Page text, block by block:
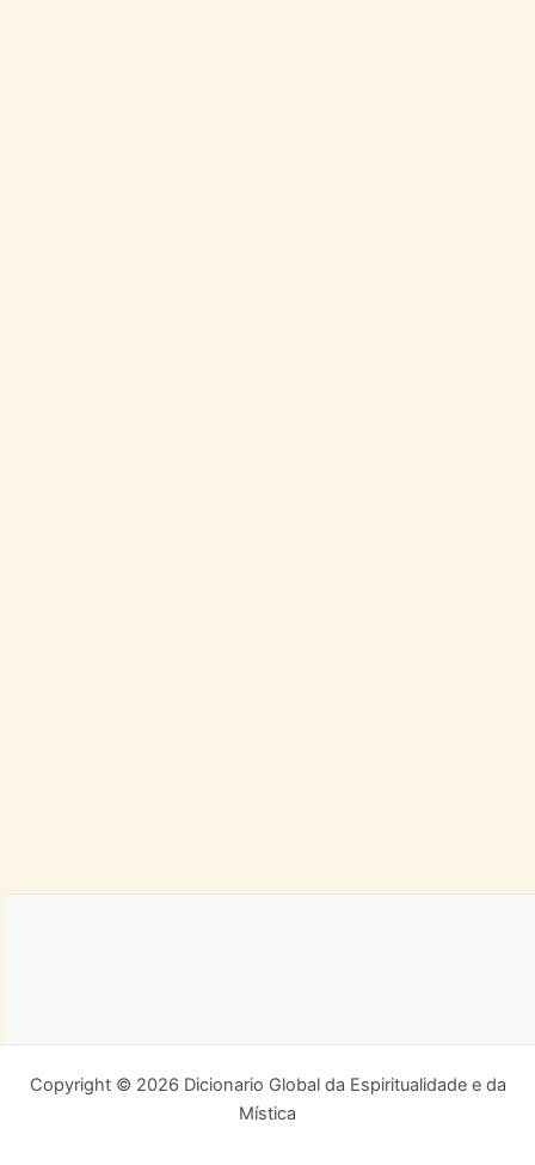
Copyright © 2026 Dicionario Global da Espiritualidade e da
Mística